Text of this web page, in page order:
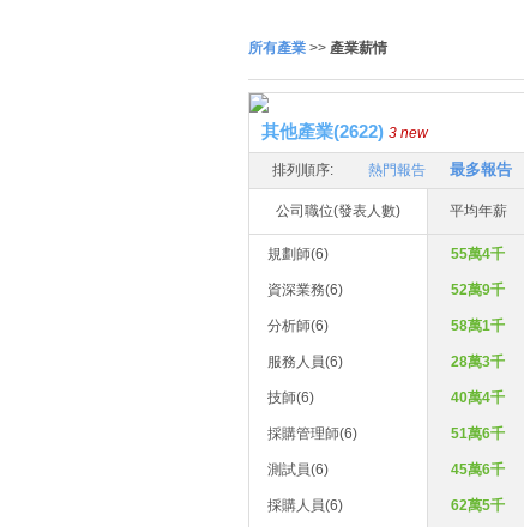
所有產業 >> 產業薪情
其他產業(2622) 3 new
排列順序: 熱門報告 最多報告
公司職位(發表人數) 平均年薪
規劃師(6) 55萬4千
資深業務(6) 52萬9千
分析師(6) 58萬1千
服務人員(6) 28萬3千
技師(6) 40萬4千
採購管理師(6) 51萬6千
測試員(6) 45萬6千
採購人員(6) 62萬5千